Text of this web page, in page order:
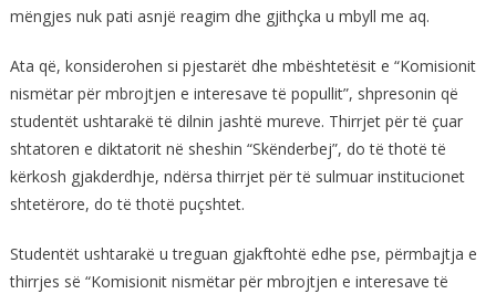
mëngjes nuk pati asnjë reagim dhe gjithçka u mbyll me aq.
Ata që, konsiderohen si pjestarët dhe mbështetësit e “Komisionit
nismëtar për mbrojtjen e interesave të popullit”, shpresonin që
studentët ushtarakë të dilnin jashtë mureve. Thirrjet për të çuar
shtatoren e diktatorit në sheshin “Skënderbej”, do të thotë të
kërkosh gjakderdhje, ndërsa thirrjet për të sulmuar institucionet
shtetërore, do të thotë puçshtet.
Studentët ushtarakë u treguan gjakftohtë edhe pse, përmbajtja e
thirrjes së “Komisionit nismëtar për mbrojtjen e interesave të